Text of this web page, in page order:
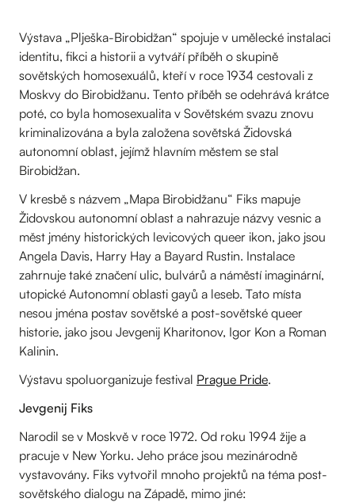
Výstava „Plješka-Birobidžan“ spojuje v umělecké instalaci
identitu, fikci a historii a vytváří příběh o skupině
sovětských homosexuálů, kteří v roce 1934 cestovali z
Moskvy do Birobidžanu. Tento příběh se odehrává krátce
poté, co byla homosexualita v Sovětském svazu znovu
kriminalizována a byla založena sovětská Židovská
autonomní oblast, jejímž hlavním městem se stal
Birobidžan.
V kresbě s názvem „Mapa Birobidžanu“ Fiks mapuje
Židovskou autonomní oblast a nahrazuje názvy vesnic a
měst jmény historických levicových queer ikon, jako jsou
Angela Davis, Harry Hay a Bayard Rustin. Instalace
zahrnuje také značení ulic, bulvárů a náměstí imaginární,
utopické Autonomní oblasti gayů a leseb. Tato místa
nesou jména postav sovětské a post-sovětské queer
historie, jako jsou Jevgenij Kharitonov, Igor Kon a Roman
Kalinin.
Výstavu spoluorganizuje festival Prague Pride.
Jevgenij Fiks
Narodil se v Moskvě v roce 1972. Od roku 1994 žije a
pracuje v New Yorku. Jeho práce jsou mezinárodně
vystavovány. Fiks vytvořil mnoho projektů na téma post-
sovětského dialogu na Západě, mimo jiné: